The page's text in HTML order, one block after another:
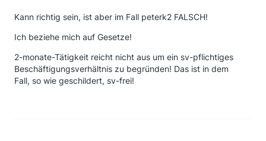
Kann richtig sein, ist aber im Fall peterk2 FALSCH!
Ich beziehe mich auf Gesetze!
2-monate-Tätigkeit reicht nicht aus um ein sv-pflichtiges
Beschäftigungsverhältnis zu begründen! Das ist in dem
Fall, so wie geschildert, sv-frei!